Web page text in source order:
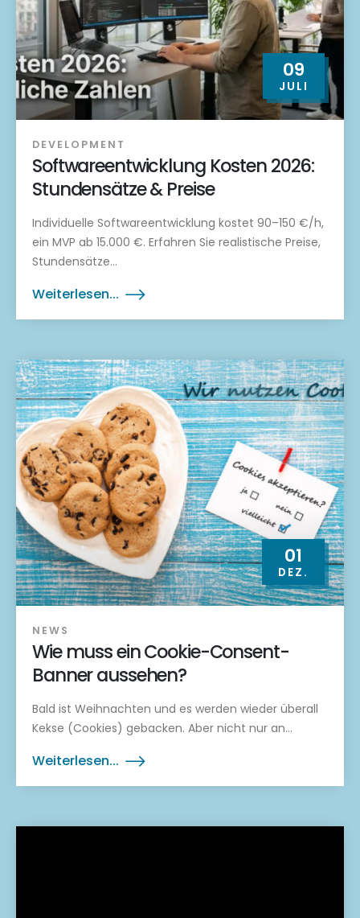
09
JULI
DEVELOPMENT
Softwareentwicklung Kosten 2026:
Stundensätze & Preise
Individuelle Softwareentwicklung kostet 90–150 €/h,
ein MVP ab 15.000 €. Erfahren Sie realistische Preise,
Stundensätze...
Weiterlesen...
01
DEZ.
NEWS
Wie muss ein Cookie-Consent-
Banner aussehen?
Bald ist Weihnachten und es werden wieder überall
Kekse (Cookies) gebacken. Aber nicht nur an...
Weiterlesen...